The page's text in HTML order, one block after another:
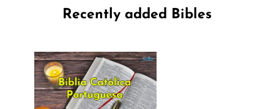
Recently added Bibles